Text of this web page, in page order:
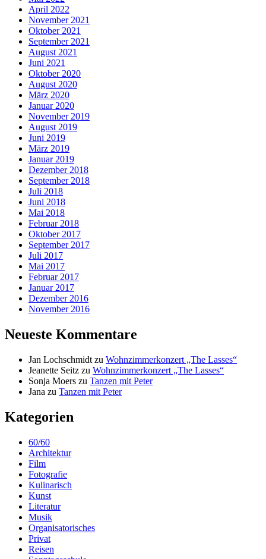
April 2022
November 2021
Oktober 2021
September 2021
August 2021
Juni 2021
Oktober 2020
August 2020
März 2020
Januar 2020
November 2019
August 2019
Juni 2019
März 2019
Januar 2019
Dezember 2018
September 2018
Juli 2018
Juni 2018
Mai 2018
Februar 2018
Oktober 2017
September 2017
Juli 2017
Mai 2017
Februar 2017
Januar 2017
Dezember 2016
November 2016
Neueste Kommentare
Jan Lochschmidt zu Wohnzimmerkonzert „The Lasses“
Jeanette Seitz zu Wohnzimmerkonzert „The Lasses“
Sonja Moers zu Tanzen mit Peter
Jana zu Tanzen mit Peter
Kategorien
60/60
Architektur
Film
Fotografie
Kulinarisch
Kunst
Literatur
Musik
Organisatorisches
Privat
Reisen